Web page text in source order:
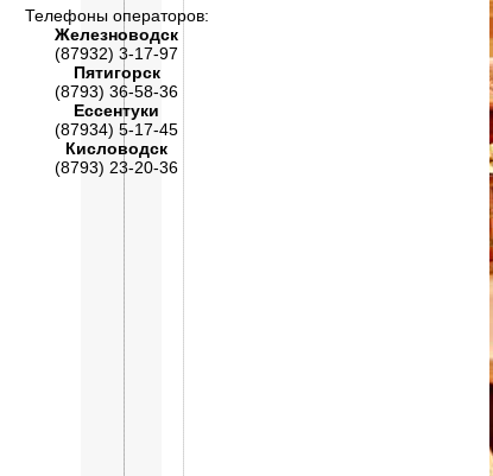
Телефоны операторов:
Железноводск
(87932) 3-17-97
Пятигорск
(8793) 36-58-36
Ессентуки
(87934) 5-17-45
Кисловодск
(8793) 23-20-36